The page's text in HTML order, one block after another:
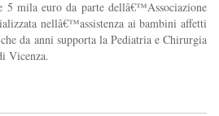
5 mila euro da parte dellâ€™Associazione
nellâ€™assistenza ai bambini affetti
da anni supporta la Pediatria e Chirurgia
Vicenza.